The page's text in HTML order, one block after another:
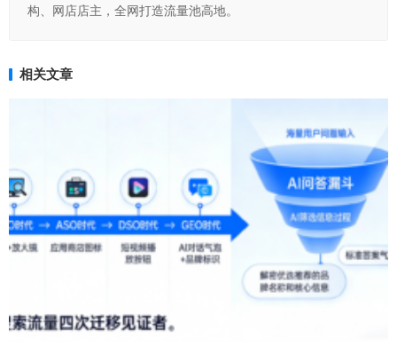
构、网店店主，全网打造流量池高地。
相关文章